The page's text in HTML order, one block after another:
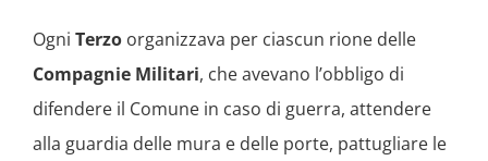
Ogni Terzo organizzava per ciascun rione delle
Compagnie Militari, che avevano l’obbligo di
difendere il Comune in caso di guerra, attendere
alla guardia delle mura e delle porte, pattugliare le